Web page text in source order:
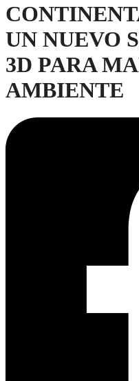
UN NUEVO
3D PARA
AMBIENTE